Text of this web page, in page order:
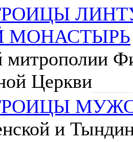
МОНАСТЫРЬ
митрополии
Церкви
и